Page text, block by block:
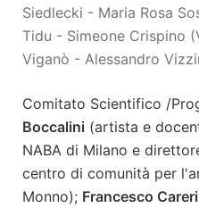
Siedlecki - Maria Rosa
Tidu - Simeone Crispino
Viganò - Alessandro
Comitato Scientifico /
Boccalini (artista e
NABA di Milano e
centro di comunità per
Monno); Francesco Careri